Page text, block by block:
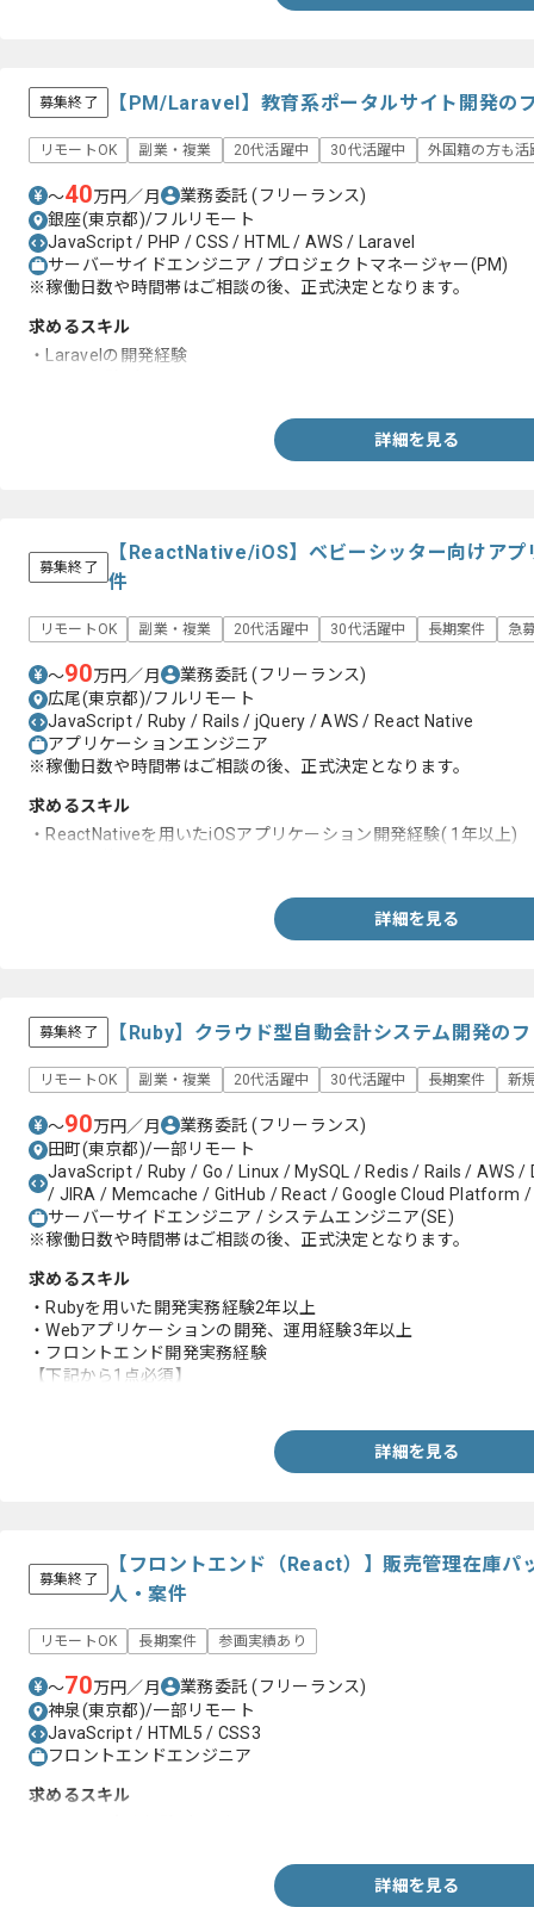
募集終了 【PM/Laravel】教育系ポータルサイト開発の
リモートOK 副業・複業 20代活躍中 30代活躍中 外国籍の方も活
〜40万円／月 業務委託(フリーランス)
銀座(東京都)/フルリモート
JavaScript / PHP / CSS / HTML / AWS / Laravel
サーバーサイドエンジニア / プロジェクトマネージャー(PM)
※稼働日数や時間帯はご相談の後、正式決定となります。
求めるスキル
・Laravelの開発経験
詳細を見る
募集終了
【ReactNative/iOS】ベビーシッター向けアプ
件
リモートOK 副業・複業 20代活躍中 30代活躍中 長期案件 急
〜90万円／月 業務委託(フリーランス)
広尾(東京都)/フルリモート
JavaScript / Ruby / Rails / jQuery / AWS / React Native
アプリケーションエンジニア
※稼働日数や時間帯はご相談の後、正式決定となります。
求めるスキル
・ReactNativeを用いたiOSアプリケーション開発経験( 1年以上)
詳細を見る
募集終了 【Ruby】クラウド型自動会計システム開発の
リモートOK 副業・複業 20代活躍中 30代活躍中 長期案件 新
〜90万円／月 業務委託(フリーランス)
田町(東京都)/一部リモート
JavaScript / Ruby / Go / Linux / MySQL / Redis / Rails / AWS
/ JIRA / Memcache / GitHub / React / Google Cloud Platform
サーバーサイドエンジニア / システムエンジニア(SE)
※稼働日数や時間帯はご相談の後、正式決定となります。
求めるスキル
・Rubyを用いた開発実務経験2年以上
・Webアプリケーションの開発、運用経験3年以上
・フロントエンド開発実務経験
【下記から1点必須】
詳細を見る
募集終了
【フロントエンド（React）】販売管理在庫パ
人・案件
リモートOK 長期案件 参画実績あり
〜70万円／月 業務委託(フリーランス)
神泉(東京都)/一部リモート
JavaScript / HTML5 / CSS3
フロントエンドエンジニア
求めるスキル
詳細を見る